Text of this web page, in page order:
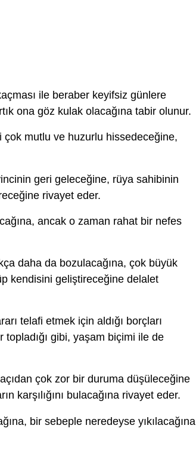
ile beraber keyifsiz günlere
ona göz kulak olacağına tabir olunur.
mutlu ve huzurlu hissedeceğine,
geri geleceğine, rüya sahibinin
rivayet eder.
ancak o zaman rahat bir nefes
daha da bozulacağına, çok büyük
kendisini geliştireceğine delalet
telafi etmek için aldığı borçları
gibi, yaşam biçimi ile de
çok zor bir duruma düşüleceğine
karşılığını bulacağına rivayet eder.
bir sebeple neredeyse yıkılacağına